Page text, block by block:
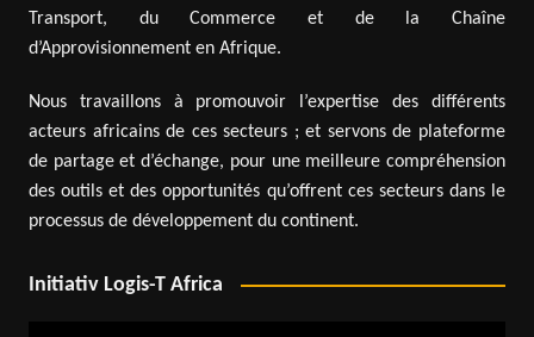
Transport, du Commerce et de la Chaîne
d’Approvisionnement en Afrique.
Nous travaillons à promouvoir l’expertise des différents
acteurs africains de ces secteurs ; et servons de plateforme
de partage et d’échange, pour une meilleure compréhension
des outils et des opportunités qu’offrent ces secteurs dans le
processus de développement du continent.
Initiativ Logis-T Africa